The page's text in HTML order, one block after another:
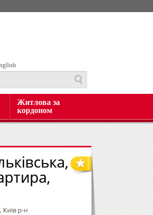
Житлова за
кордоном
Київ р-н